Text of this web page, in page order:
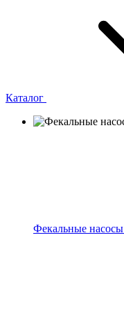
Каталог
Фекальные насосы